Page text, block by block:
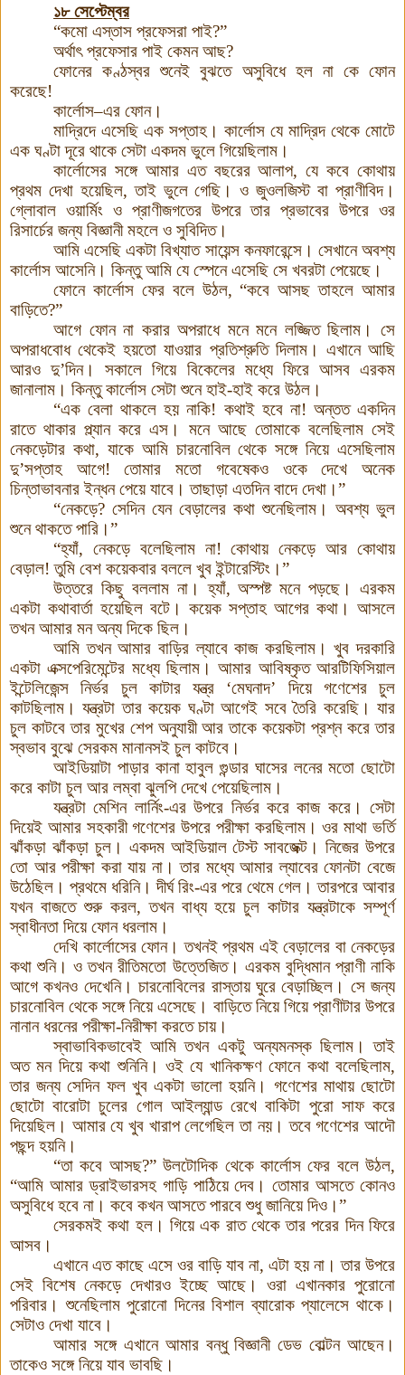
১৮ সেপ্টেম্বর
“কমো এস্তাস প্রফেসরা পাই?”
অর্থাৎ প্রফেসার পাই কেমন আছ?
ফোনের কণ্ঠস্বর শুনেই বুঝতে অসুবিধে হল না কে ফোন
করেছে!
কার্লোস–এর ফোন।
মাদ্রিদে এসেছি এক সপ্তাহ। কার্লোস যে মাদ্রিদ থেকে মোটে
এক ঘণ্টা দূরে থাকে সেটা একদম ভুলে গিয়েছিলাম।
কার্লোসের সঙ্গে আমার এত বছরের আলাপ, যে কবে কোথায়
প্রথম দেখা হয়েছিল, তাই ভুলে গেছি। ও জুওলজিস্ট বা প্রাণীবিদ।
গ্লোবাল ওয়ার্মিং ও প্রাণীজগতের উপরে তার প্রভাবের উপরে ওর
রিসার্চের জন্য বিজ্ঞানী মহলে ও সুবিদিত।
আমি এসেছি একটা বিখ্যাত সায়েন্স কনফারেন্সে। সেখানে অবশ্য
কার্লোস আসেনি। কিন্তু আমি যে স্পেনে এসেছি সে খবরটা পেয়েছে।
ফোনে কার্লোস ফের বলে উঠল, “কবে আসছ তাহলে আমার
বাড়িতে?”
আগে ফোন না করার অপরাধে মনে মনে লজ্জিত ছিলাম। সে
অপরাধবোধ থেকেই হয়তো যাওয়ার প্রতিশ্রুতি দিলাম। এখানে আছি
আরও দু’দিন। সকালে গিয়ে বিকেলের মধ্যে ফিরে আসব এরকম
জানালাম। কিন্তু কার্লোস সেটা শুনে হাই-হাই করে উঠল।
“এক বেলা থাকলে হয় নাকি! কথাই হবে না! অন্তত একদিন
রাতে থাকার প্ল্যান করে এস । মনে আছে তোমাকে বলেছিলাম সেই
নেকড়েটার কথা, যাকে আমি চারনোবিল থেকে সঙ্গে নিয়ে এসেছিলাম
দু’সপ্তাহ আগে! তোমার মতো গবেষেকও ওকে দেখে অনেক
চিন্তাভাবনার ইন্ধন পেয়ে যাবে। তাছাড়া এতদিন বাদে দেখা ।”
“নেকড়ে? সেদিন যেন বেড়ালের কথা শুনেছিলাম। অবশ্য ভুল
শুনে থাকতে পারি ।”
“হ্যাঁ, নেকড়ে বলেছিলাম না! কোথায় নেকড়ে আর কোথায়
বেড়াল! তুমি বেশ কয়েকবার বললে খুব ইন্টারেস্টিং ।”
উত্তরে কিছু বললাম না। হ্যাঁ, অস্পষ্ট মনে পড়ছে। এরকম
একটা কথাবার্তা হয়েছিল বটে । কয়েক সপ্তাহ আগের কথা । আসলে
তখন আমার মন অন্য দিকে ছিল ।
আমি তখন আমার বাড়ির ল্যাবে কাজ করছিলাম।খুব দরকারি
একটা এক্সপেরিমেন্টের মধ্যে ছিলাম । আমার আবিষ্কৃত আরটিফিসিয়াল
ইন্টেলিজেন্স নির্ভর চুল কাটার যন্ত্র ‘মেঘনাদ’ দিয়ে গণেশের চুল
কাটছিলাম । যন্ত্রটা তার কয়েক ঘণ্টা আগেই সবে তৈরি করেছি। যার
চুল কাটবে তার মুখের শেপ অনুযায়ী আর তাকে কয়েকটা প্রশ্ন করে তার
স্বভাব বুঝে সেরকম মানানসই চুল কাটবে ।
আইডিয়াটা পাড়ার কানা হাবুল গুন্ডার ঘাসের লনের মতো ছোটো
করে কাটা চুল আর লম্বা ঝুলপি দেখে পেয়েছিলাম ।
যন্ত্রটা মেশিন লার্নিং-এর উপরে নির্ভর করে কাজ করে। সেটা
দিয়েই আমার সহকারী গণেশের উপরে পরীক্ষা করছিলাম। ওর মাথা ভর্তি
ঝাঁকড়া ঝাঁকড়া চুল। একদম আইডিয়াল টেস্ট সাবজেক্ট। নিজের উপরে
তো আর পরীক্ষা করা যায় না। তার মধ্যে আমার ল্যাবের ফোনটা বেজে
উঠেছিল। প্রথমে ধরিনি। দীর্ঘ রিং-এর পরে থেমে গেল ।তারপরে আবার
যখন বাজতে শুরু করল, তখন বাধ্য হয়ে চুল কাটার যন্ত্রটাকে সম্পূর্ণ
স্বাধীনতা দিয়ে ফোন ধরলাম।
দেখি কার্লোসের ফোন। তখনই প্রথম এই বেড়ালের বা নেকড়ের
কথা শুনি। ও তখন রীতিমতো উত্তেজিত। এরকম বুদ্ধিমান প্রাণী নাকি
আগে কখনও দেখেনি। চারনোবিলের রাস্তায় ঘুরে বেড়াচ্ছিল। সে জন্য
চারনোবিল থেকে সঙ্গে নিয়ে এসেছে। বাড়িতে নিয়ে গিয়ে প্রাণীটার উপরে
নানান ধরনের পরীক্ষা-নিরীক্ষা করতে চায়।
স্বাভাবিকভাবেই আমি তখন একটু অন্যমনস্ক ছিলাম। তাই
অত মন দিয়ে কথা শুনিনি। ওই যে খানিকক্ষণ ফোনে কথা বলেছিলাম,
তার জন্য সেদিন ফল খুব একটা ভালো হয়নি। গণেশের মাথায় ছোটো
ছোটো বারোটা চুলের গোল আইল্যান্ড রেখে বাকিটা পুরো সাফ করে
দিয়েছিল। আমার যে খুব খারাপ লেগেছিল তা নয়। তবে গণেশের আদৌ
পছন্দ হয়নি।
“তা কবে আসছ?” উলটোদিক থেকে কার্লোস ফের বলে উঠল,
“আমি আমার ড্রাইভারসহ গাড়ি পাঠিয়ে দেব। তোমার আসতে কোনও
অসুবিধে হবে না। কবে কখন আসতে পারবে শুধু জানিয়ে দিও ।”
সেরকমই কথা হল। গিয়ে এক রাত থেকে তার পরের দিন ফিরে
আসব।
এখানে এত কাছে এসে ওর বাড়ি যাব না, এটা হয় না। তার উপরে
সেই বিশেষ নেকড়ে দেখারও ইচ্ছে আছে ।
ওরা এখানকার পুরোনো
পরিবার। শুনেছিলাম পুরোনো দিনের বিশাল ব্যারোক প্যালেসে থাকে।
সেটাও দেখা যাবে।
আমার সঙ্গে এখানে আমার বন্ধু বিজ্ঞানী ডেভ বোল্টন আছেন।
তাকেও সঙ্গে নিয়ে যাব ভাবছি।